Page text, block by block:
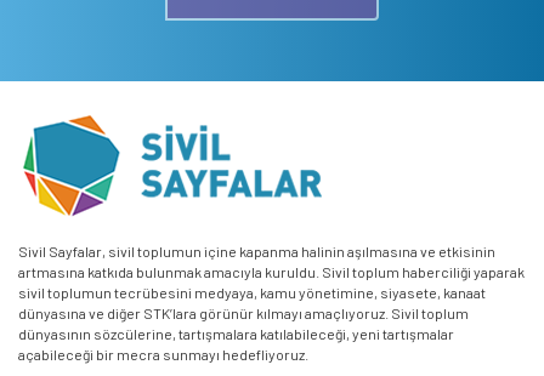
Sivil Sayfalar, sivil toplumun içine kapanma halinin aşılmasına ve etkisinin
artmasına katkıda bulunmak amacıyla kuruldu. Sivil toplum haberciliği yaparak
sivil toplumun tecrübesini medyaya, kamu yönetimine, siyasete, kanaat
dünyasına ve diğer STK’lara görünür kılmayı amaçlıyoruz. Sivil toplum
dünyasının sözcülerine, tartışmalara katılabileceği, yeni tartışmalar
açabileceği bir mecra sunmayı hedefliyoruz.